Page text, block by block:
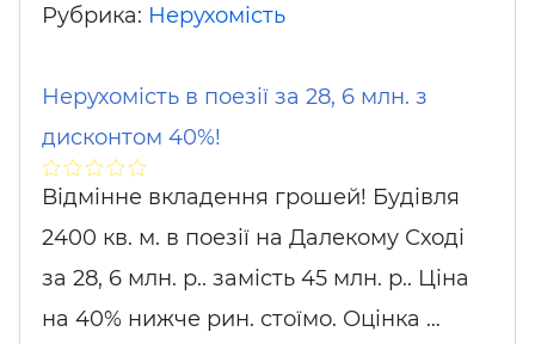
Рубрика: Нерухомість
Нерухомість в поезії за 28, 6 млн. з
дисконтом 40%!
Відмінне вкладення грошей! Будівля
2400 кв. м. в поезії на Далекому Сході
за 28, 6 млн. р.. замість 45 млн. р.. Ціна
на 40% нижче рин. стоїмо. Оцінка …